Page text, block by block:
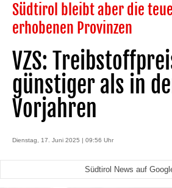
Südtirol bleibt aber die
erhobenen Provinzen
VZS:
günstiger als in
Vorjahren
Dienstag, 17. Juni 2025 | 09:56 Uhr
Südtirol News auf